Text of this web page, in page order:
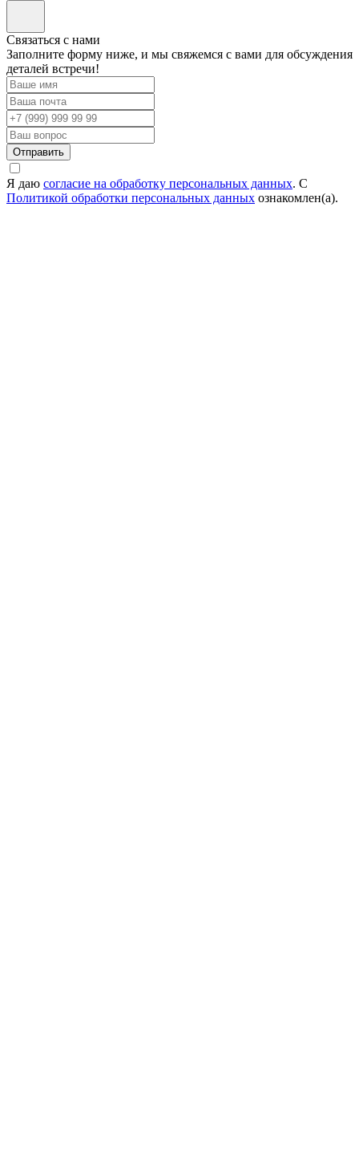
Cвязаться с нами
Заполните форму ниже, и мы свяжемся с вами для обсуждения
деталей встречи!
Отправить
Я даю согласие на обработку персональных данных. С
Политикой обработки персональных данных ознакомлен(а).